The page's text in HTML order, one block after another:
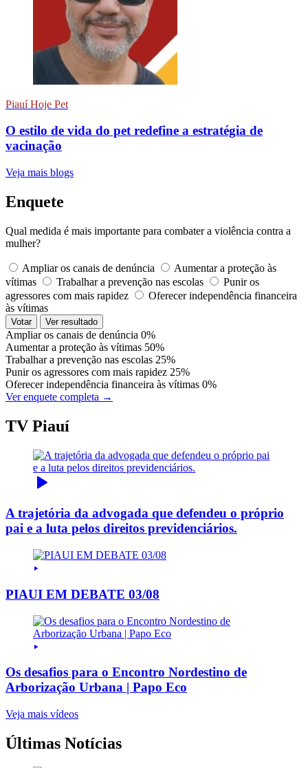
Piauí Hoje Pet
O estilo de vida do pet redefine a estratégia de
vacinação
Veja mais blogs
Enquete
Qual medida é mais importante para combater a violência contra a
mulher?
Ampliar os canais de denúncia
Aumentar a proteção às
vítimas
Trabalhar a prevenção nas escolas
Punir os
agressores com mais rapidez
Oferecer independência financeira
às vítimas
Votar Ver resultado
Ampliar os canais de denúncia 0%
Aumentar a proteção às vítimas 50%
Trabalhar a prevenção nas escolas 25%
Punir os agressores com mais rapidez 25%
Oferecer independência financeira às vítimas 0%
Ver enquete completa →
TV Piauí
A trajetória da advogada que defendeu o próprio
pai e a luta pelos direitos previdenciários.
PIAUI EM DEBATE 03/08
Os desafios para o Encontro Nordestino de
Arborização Urbana | Papo Eco
Veja mais vídeos
Últimas Notícias